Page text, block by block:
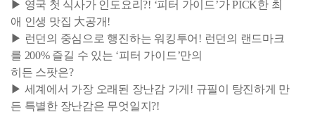
▶ 영국 첫 식사가 인도요리?! ‘피터 가이드’가 PICK한 최
애 인생 맛집 大공개!
▶ 런던의 중심으로 행진하는 워킹투어! 런던의 랜드마크
를 200% 즐길 수 있는 ‘피터 가이드’만의
히든 스팟은?
▶ 세계에서 가장 오래된 장난감 가게! 규필이 탕진하게 만
든 특별한 장난감은 무엇일지?!